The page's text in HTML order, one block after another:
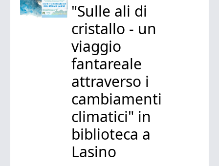
"Sulle ali di
cristallo - un
viaggio
fantareale
attraverso i
cambiamenti
climatici" in
biblioteca a
Lasino